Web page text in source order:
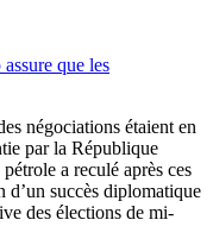
que les
négociations étaient en
par la République
a reculé après ces
d’un succès diplomatique
des élections de mi-